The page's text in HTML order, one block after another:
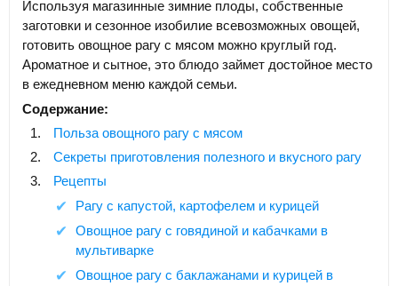
Используя магазинные зимние плоды, собственные
заготовки и сезонное изобилие всевозможных овощей,
готовить овощное рагу с мясом можно круглый год.
Ароматное и сытное, это блюдо займет достойное место
в ежедневном меню каждой семьи.
Содержание:
Польза овощного рагу с мясом
Секреты приготовления полезного и вкусного рагу
Рецепты
Рагу с капустой, картофелем и курицей
Овощное рагу с говядиной и кабачками в
мультиварке
Овощное рагу с баклажанами и курицей в